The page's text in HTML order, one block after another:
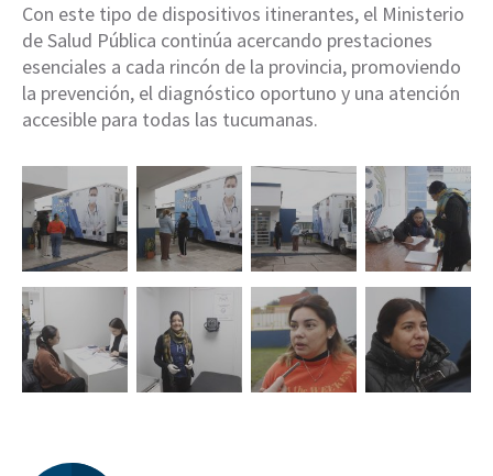
Con este tipo de dispositivos itinerantes, el Ministerio
de Salud Pública continúa acercando prestaciones
esenciales a cada rincón de la provincia, promoviendo
la prevención, el diagnóstico oportuno y una atención
accesible para todas las tucumanas.